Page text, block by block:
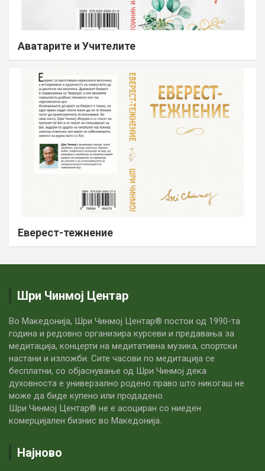
Аватарите и Учителите
Еверест-тежнение
Шри Чинмој Центар
Во Македонија, Шри Чинмој Центар® постои од 1990-та
година и редовно организира курсеви и предавања за
медитација, концерти на медитативна музика, спортски
настани и изложби. Сите часови по медитацијa се
бесплатни, со објаснување од Шри Чинмој дека
духовноста е универзално родено право што никогаш не
може да биде купено или продадено.
Шри Чинмој Центар® не е асоциран со ниеден
комерцијален бизнис во Македонија.
Најново